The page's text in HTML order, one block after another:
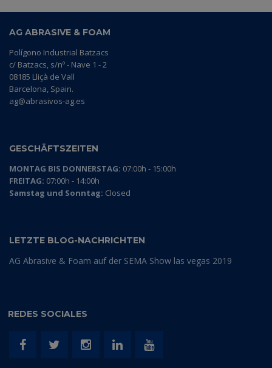
AG ABRASIVE & FOAM
Polígono Industrial Batzacs
c/ Batzacs, s/nº - Nave 1 - 2
08185 Lliçà de Vall
Barcelona, Spain.
ag@abrasivos-ag.es
GESCHÄFTSZEITEN
MONTAG BIS DONNERSTAG: 07:00h - 15:00h
FREITAG: 07:00h - 14:00h
Samstag und Sonntag: Closed
LETZTE BLOG-NACHRICHTEN
AG Abrasive & Foam auf der SEMA Show las vegas 2019
REDES SOCIALES